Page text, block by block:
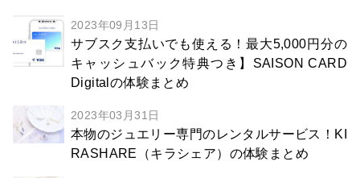
2023年09月13日
サブスク支払いでも使える！最大5,000円分の
キャッシュバック特典つき】SAISON CARD
Digitalの体験まとめ
2023年03月31日
本物のジュエリー専門のレンタルサービス！KI
RASHARE（キラシェア）の体験まとめ